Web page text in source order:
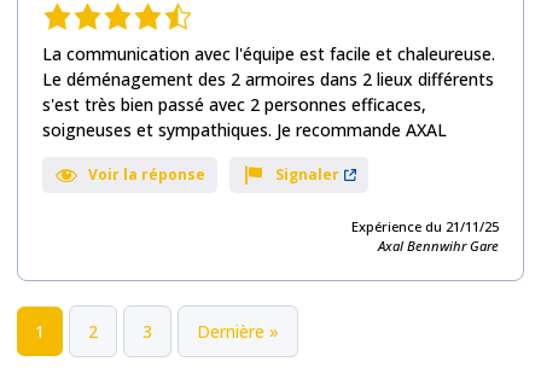
Note
de
4,5
sur
9
avis
La communication avec l'équipe est facile et chaleureuse.
Le déménagement des 2 armoires dans 2 lieux différents
s'est très bien passé avec 2 personnes efficaces,
soigneuses et sympathiques. Je recommande AXAL
Voir la réponse Signaler
Expérience du 21/11/25
Axal Bennwihr Gare
1 2 3 Dernière »